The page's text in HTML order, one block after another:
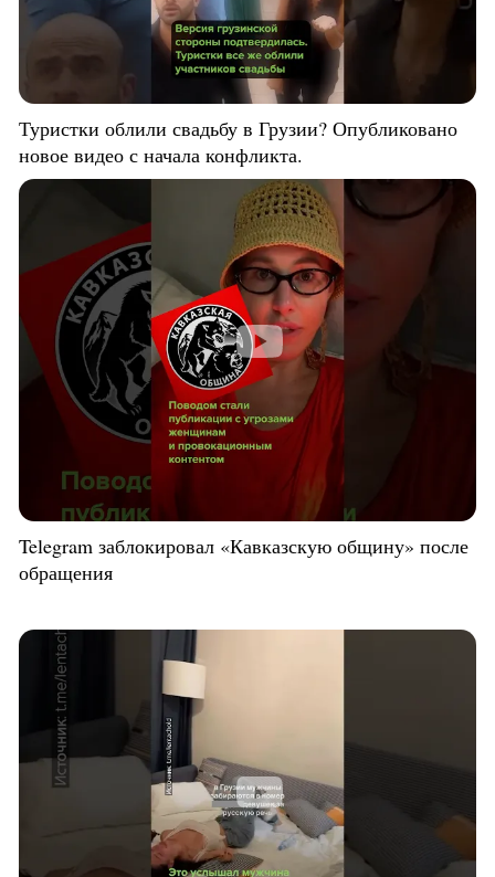
Туристки облили свадьбу в Грузии? Опубликовано
новое видео с начала конфликта.
Telegram заблокировал «Кавказскую общину» после
обращения